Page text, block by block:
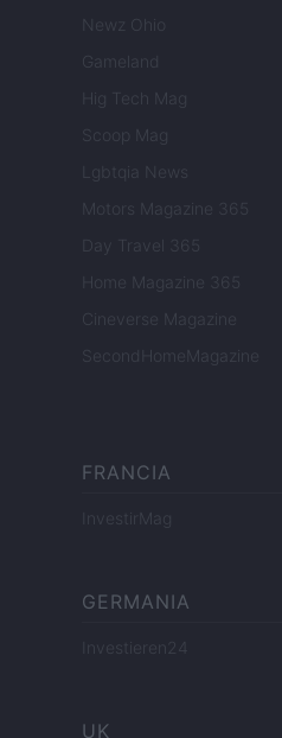
Newz Ohio
Gameland
Hig Tech Mag
Scoop Mag
Lgbtqia News
Motors Magazine 365
Day Travel 365
Home Magazine 365
Cineverse Magazine
SecondHomeMagazine
FRANCIA
InvestirMag
GERMANIA
Investieren24
UK